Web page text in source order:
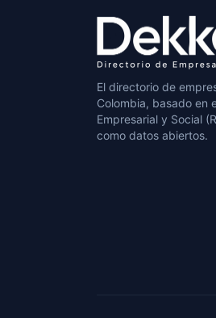
El directorio de
Colombia, basado en
Empresarial y Social
como datos abiertos.